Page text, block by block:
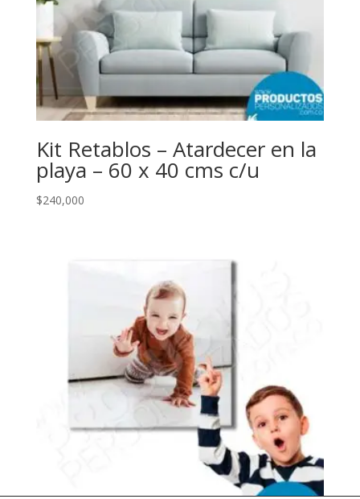
Kit Retablos – Atardecer en la
playa – 60 x 40 cms c/u
$240,000